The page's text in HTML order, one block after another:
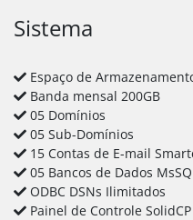
Sistema
Espaço de
Banda mensal 200GB
05 Domínios
05 Sub-Domínios
15 Contas de E-mail
05 Bancos de Dados
ODBC DSNs Ilimitados
Painel de Controle SolidCP